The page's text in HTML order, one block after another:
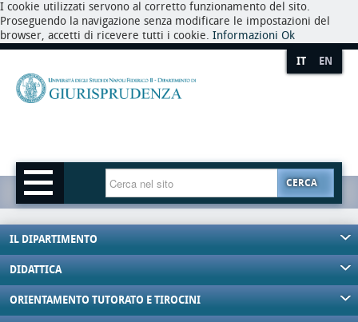
I cookie utilizzati servono al corretto funzionamento del sito.
Proseguendo la navigazione senza modificare le impostazioni del
browser, accetti di ricevere tutti i cookie. Informazioni Ok
IT EN
CERCA
IL DIPARTIMENTO
DIDATTICA
ORIENTAMENTO TUTORATO E TIROCINI